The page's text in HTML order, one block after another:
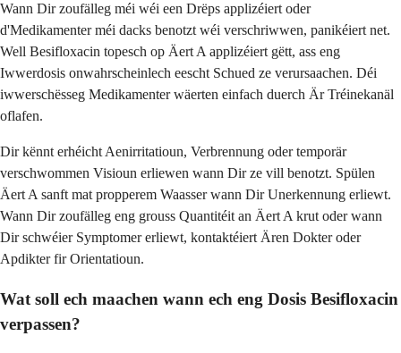
Wann Dir zoufälleg méi wéi een Drëps applizéiert oder
d'Medikamenter méi dacks benotzt wéi verschriwwen, panikéiert net.
Well Besifloxacin topesch op Äert A applizéiert gëtt, ass eng
Iwwerdosis onwahrscheinlech eescht Schued ze verursaachen. Déi
iwwerschësseg Medikamenter wäerten einfach duerch Är Tréinekanäl
oflafen.
Dir kënnt erhéicht Aenirritatioun, Verbrennung oder temporär
verschwommen Visioun erliewen wann Dir ze vill benotzt. Spülen
Äert A sanft mat propperem Waasser wann Dir Unerkennung erliewt.
Wann Dir zoufälleg eng grouss Quantitéit an Äert A krut oder wann
Dir schwéier Symptomer erliewt, kontaktéiert Ären Dokter oder
Apdikter fir Orientatioun.
Wat soll ech maachen wann ech eng Dosis Besifloxacin
verpassen?